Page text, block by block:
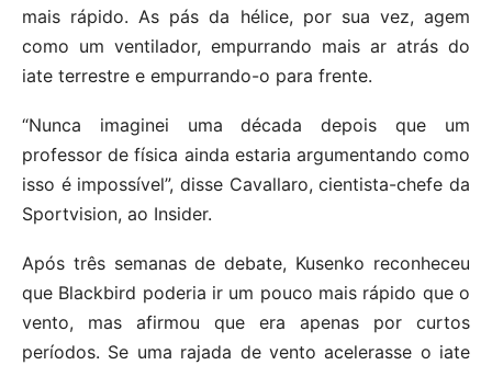
mais rápido. As pás da hélice, por sua vez, agem
como um ventilador, empurrando mais ar atrás do
iate terrestre e empurrando-o para frente.
“Nunca imaginei uma década depois que um
professor de física ainda estaria argumentando como
isso é impossível”, disse Cavallaro, cientista-chefe da
Sportvision, ao Insider.
Após três semanas de debate, Kusenko reconheceu
que Blackbird poderia ir um pouco mais rápido que o
vento, mas afirmou que era apenas por curtos
períodos. Se uma rajada de vento acelerasse o iate